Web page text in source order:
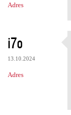
Adres
i7o
13.10.2024
Adres